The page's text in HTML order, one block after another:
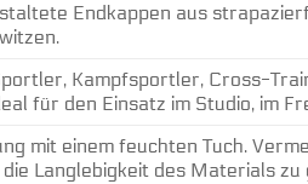
Endkappen aus
Kampfsportler, Cross-
für den Einsatz im Studio, im
mit einem feuchten Tuch.
die Langlebigkeit des Materials